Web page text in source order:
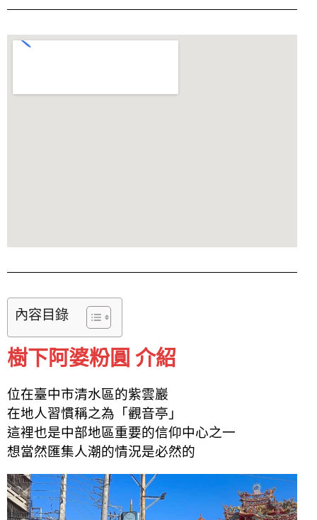
內容目錄
樹下阿婆粉圓 介紹
位在臺中市清水區的紫雲巖
在地人習慣稱之為「觀音亭」
這裡也是中部地區重要的信仰中心之一
想當然匯集人潮的情況是必然的